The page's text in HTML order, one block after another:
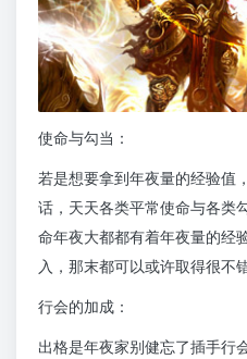
使命与勾当：
若是想要拿到年夜量的经验值
话，天天各类平常使命与各类
命年夜大都都有着年夜量的经
入，那末都可以或许取得很不
行会的加成：
出格是年夜家别健忘了插手行